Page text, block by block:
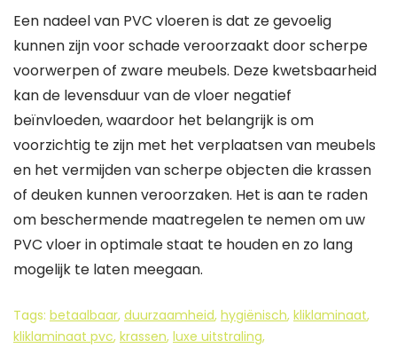
Een nadeel van PVC vloeren is dat ze gevoelig
kunnen zijn voor schade veroorzaakt door scherpe
voorwerpen of zware meubels. Deze kwetsbaarheid
kan de levensduur van de vloer negatief
beïnvloeden, waardoor het belangrijk is om
voorzichtig te zijn met het verplaatsen van meubels
en het vermijden van scherpe objecten die krassen
of deuken kunnen veroorzaken. Het is aan te raden
om beschermende maatregelen te nemen om uw
PVC vloer in optimale staat te houden en zo lang
mogelijk te laten meegaan.
Tags: betaalbaar, duurzaamheid, hygiënisch, kliklaminaat,
kliklaminaat pvc, krassen, luxe uitstraling,